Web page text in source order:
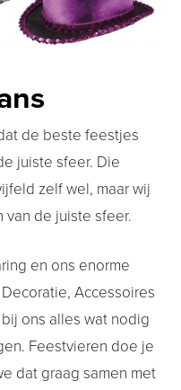
de beste feestjes
juiste sfeer. Die
zelf wel, maar wij
de juiste sfeer.
en ons enorme
Accessoires
ons alles wat nodig
Feestvieren doe je
dat graag samen met